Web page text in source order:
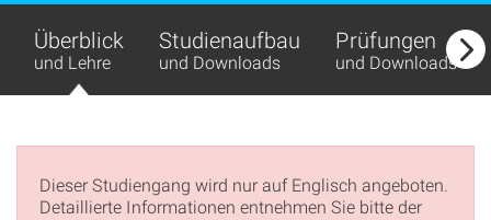
Überblick
und Lehre
Studienaufbau
und Downloads
Prüfungen
und Downloads
Dieser Studiengang wird nur auf Englisch angeboten.
Detaillierte Informationen entnehmen Sie bitte der